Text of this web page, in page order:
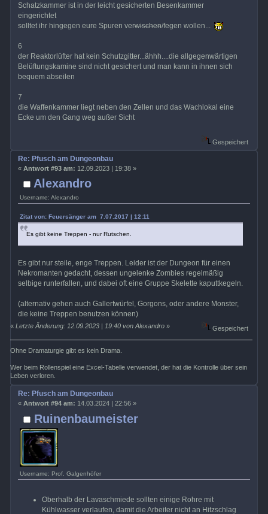
Schatzkammer ist in der leicht gesicherten Besenkammer
eingerichtet
solltet ihr hingegen eure Spuren verwischen/fegen wollen...
6
der Reaktorlüfter hat kein Schutzgitter...ähhh....die allgegenwärtigen
Belüftungskamine sind nicht gesichert und man kann in ihnen sich
bequem abseilen
7
die Waffenkammer liegt neben den Zellen und das Wachlokal eine
Ecke um den Gang weg außer Sicht
Gespeichert
Alexandro
Username: Alexandro
Re: Pfusch am Dungeonbau
« Antwort #93 am: 12.09.2023 | 19:38 »
Zitat von: Feuersänger am 7.07.2017 | 12:11
Es gibt keine Treppen - nur Rutschen.
Es gibt nur steile, enge Treppen. Leider ist der Dungeon für einen
Nekromanten gedacht, dessen ungelenke Zombies regelmäßig
selbige runterfallen, und dabei oft eine Gruppe Skelette kaputtkegeln.
(alternativ gehen auch Gallertwürfel, Gorgons, oder andere Monster,
die keine Treppen benutzen können)
«Letzte Änderung: 12.09.2023 | 19:40 von Alexandro » Gespeichert
Ohne Dramaturgie gibt es kein Drama.
Wer beim Rollenspiel eine Excel-Tabelle verwendet, der hat die Kontrolle über sein
Leben verloren.
Ruinenbaumeister
Username: Prof. Galgenhöfer
Re: Pfusch am Dungeonbau
« Antwort #94 am: 14.03.2024 | 22:56 »
Oberhalb der Lavaschmiede sollten einige Rohre mit
Kühlwasser verlaufen, damit die Arbeiter nicht an Hitzschlag